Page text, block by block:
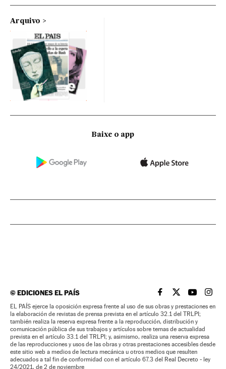
Arquivo
Baixe o app
©EDICIONES EL PAÍS EL PAÍS BRASIL EN
EL PAÍSEL PAÍS
EL
EL PAÍS ejerce la oposición expresa frente al uso de sus obras y prestaciones en
la elaboración de revistas de prensa prevista en el artículo 32.1 del TRLPI;
también realiza la reserva expresa frente a la reproducción, distribución y
comunicación pública de sus trabajos y artículos sobre temas de actualidad
prevista en el artículo 33.1 del TRLPI; y, asimismo, realiza una reserva expresa
de las reproducciones y usos de las obras y otras prestaciones accesibles desde
este sitio web a medios de lectura mecánica u otros medios que resulten
adecuados a tal fin de conformidad con el artículo 67.3 del Real Decreto - ley
24/2021, de 2 de noviembre